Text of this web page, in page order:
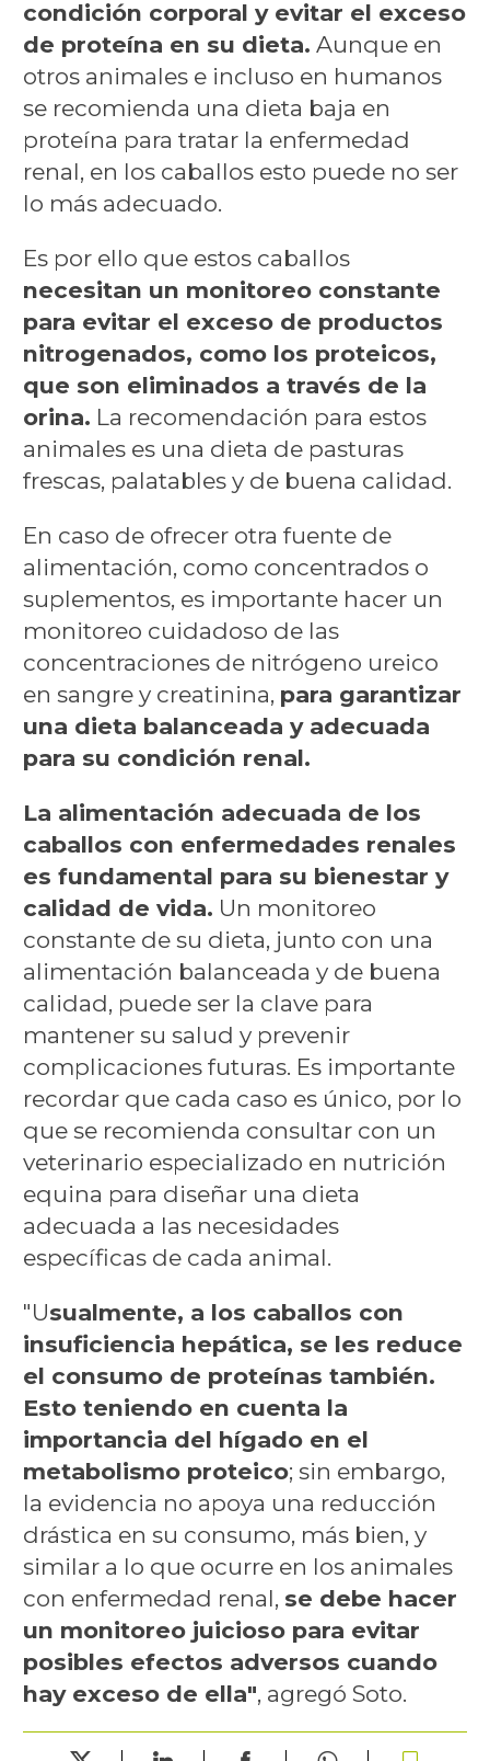
condición corporal y evitar el exceso
de proteína en su dieta. Aunque en
otros animales e incluso en humanos
se recomienda una dieta baja en
proteína para tratar la enfermedad
renal, en los caballos esto puede no ser
lo más adecuado.
Es por ello que estos caballos
necesitan un monitoreo constante
para evitar el exceso de productos
nitrogenados, como los proteicos,
que son eliminados a través de la
orina. La recomendación para estos
animales es una dieta de pasturas
frescas, palatables y de buena calidad.
En caso de ofrecer otra fuente de
alimentación, como concentrados o
suplementos, es importante hacer un
monitoreo cuidadoso de las
concentraciones de nitrógeno ureico
en sangre y creatinina, para garantizar
una dieta balanceada y adecuada
para su condición renal.
La alimentación adecuada de los
caballos con enfermedades renales
es fundamental para su bienestar y
calidad de vida. Un monitoreo
constante de su dieta, junto con una
alimentación balanceada y de buena
calidad, puede ser la clave para
mantener su salud y prevenir
complicaciones futuras. Es importante
recordar que cada caso es único, por lo
que se recomienda consultar con un
veterinario especializado en nutrición
equina para diseñar una dieta
adecuada a las necesidades
específicas de cada animal.
"Usualmente, a los caballos con
insuficiencia hepática, se les reduce
el consumo de proteínas también.
Esto teniendo en cuenta la
importancia del hígado en el
metabolismo proteico; sin embargo,
la evidencia no apoya una reducción
drástica en su consumo, más bien, y
similar a lo que ocurre en los animales
con enfermedad renal, se debe hacer
un monitoreo juicioso para evitar
posibles efectos adversos cuando
hay exceso de ella", agregó Soto.